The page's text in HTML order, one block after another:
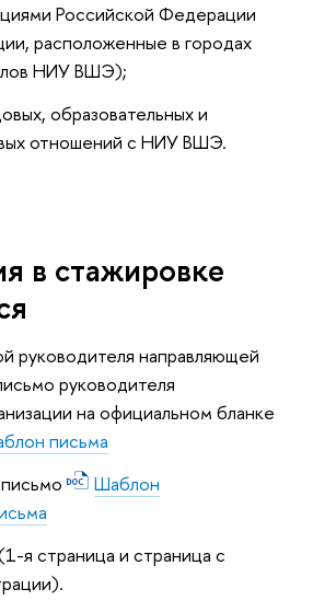
Российской Федерации
расположенные в городах
НИУ ВШЭ);
образовательных и
отношений с НИУ ВШЭ.
в стажировке
руководителя направляющей
руководителя
на официальном бланке
письма
Шаблон
я страница и страница с